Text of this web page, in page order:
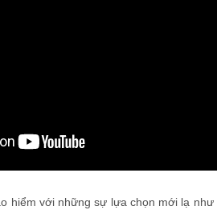
hiểm với những sự lựa chọn mới lạ